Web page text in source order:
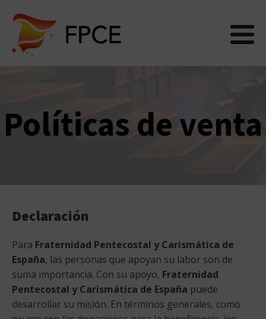
Políticas de venta
Declaración
Para Fraternidad Pentecostal y Carismática de
España, las personas que apoyan su labor son de
suma importancia. Con su apoyo, Fraternidad
Pentecostal y Carismática de España puede
desarrollar su misión. En términos generales, como